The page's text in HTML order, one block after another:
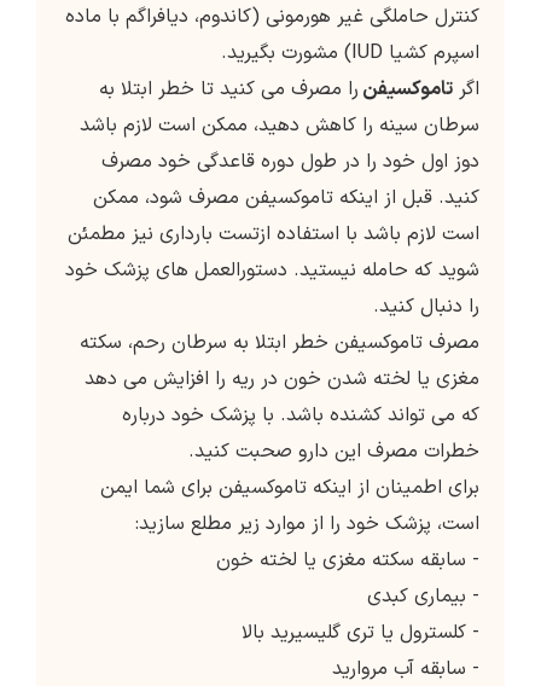
کنترل حاملگی غیر هورمونی (کاندوم، دیافراگم با ماده
اسپرم کشیا IUD) مشورت بگیرید.
اگر تاموکسیفن را مصرف می کنید تا خطر ابتلا به
سرطان سینه را کاهش دهید، ممکن است لازم باشد
دوز اول خود را در طول دوره قاعدگی خود مصرف
کنید. قبل از اینکه تاموکسیفن مصرف شود، ممکن
است لازم باشد با استفاده ازتست بارداری نیز مطمئن
شوید که حامله نیستید. دستورالعمل های پزشک خود
را دنبال کنید.
مصرف تاموکسیفن خطر ابتلا به سرطان رحم، سکته
مغزی یا لخته شدن خون در ریه را افزایش می دهد
که می تواند کشنده باشد. با پزشک خود درباره
خطرات مصرف این دارو صحبت کنید.
برای اطمینان از اینکه تاموکسیفن برای شما ایمن
است، پزشک خود را از موارد زیر مطلع سازید:
- سابقه سکته مغزی یا لخته خون
- بیماری کبدی
- کلسترول یا تری گلیسیرید بالا
- سابقه آب مروارید